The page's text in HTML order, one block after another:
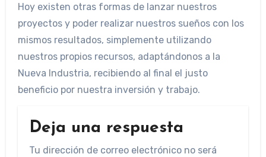
​Hoy existen otras formas de lanzar nuestros
proyectos y poder realizar nuestros sueños con los
mismos resultados, simplemente utilizando
nuestros propios recursos, adaptándonos a la
Nueva Industria, recibiendo al final el justo
beneficio por nuestra inversión y trabajo.
Deja una respuesta
Tu dirección de correo electrónico no será